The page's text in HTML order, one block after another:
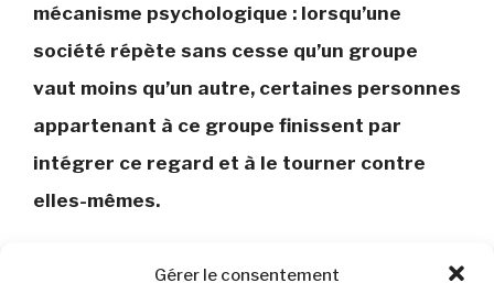
Gérer le consentement
mécanisme psychologique : lorsqu’une
société répète sans cesse qu’un groupe
vaut moins qu’un autre, certaines personnes
appartenant à ce groupe finissent par
intégrer ce regard et à le tourner contre
elles-mêmes.